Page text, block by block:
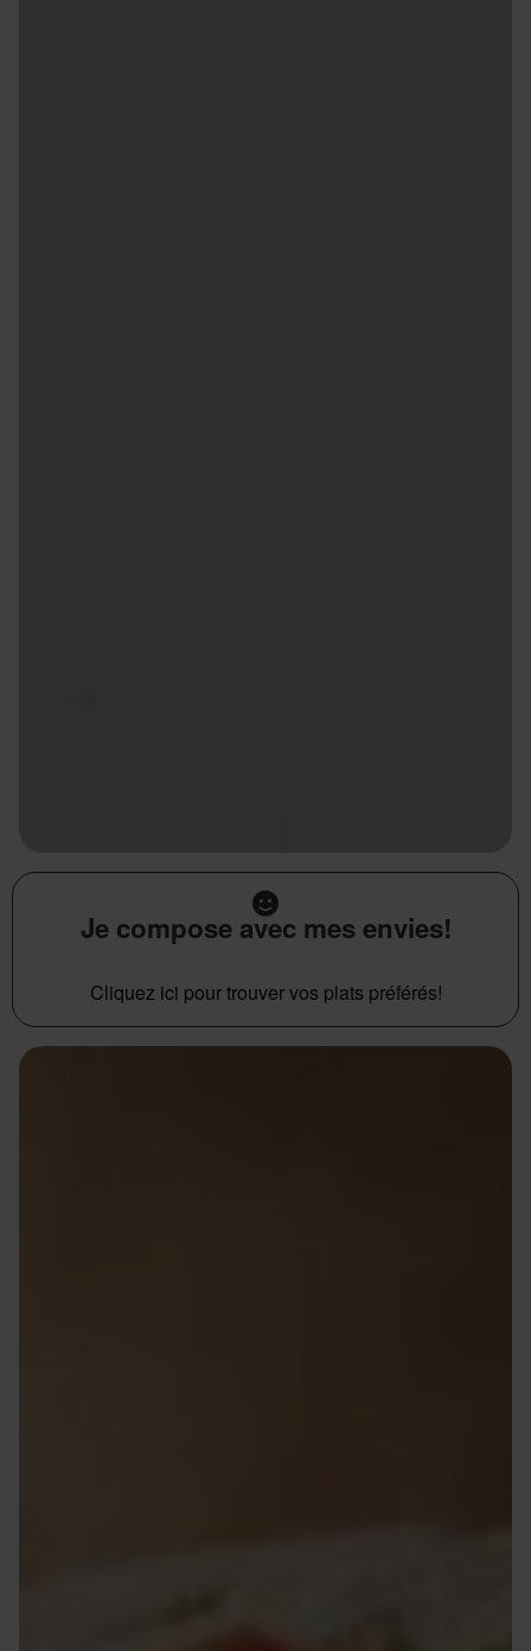
Je compose avec mes envies!
Cliquez ici pour trouver vos plats préférés!